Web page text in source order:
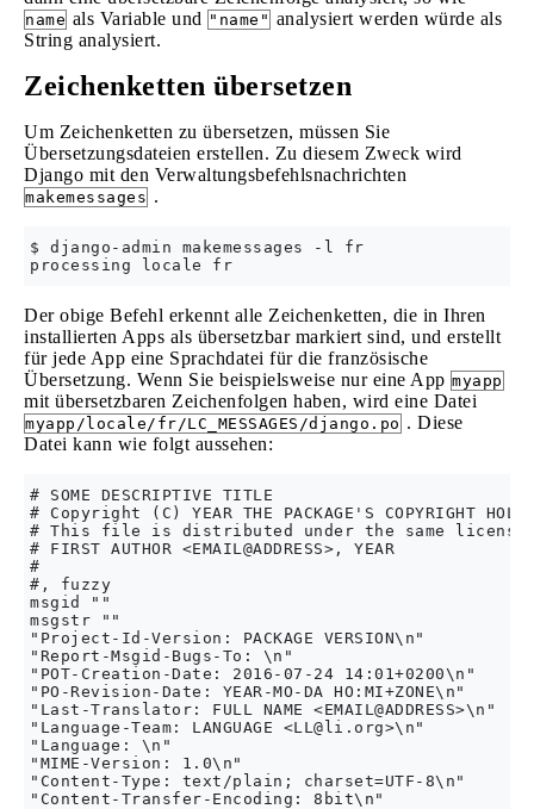
name als Variable und "name" analysiert werden würde als
String analysiert.
Zeichenketten übersetzen
Um Zeichenketten zu übersetzen, müssen Sie
Übersetzungsdateien erstellen. Zu diesem Zweck wird
Django mit den Verwaltungsbefehlsnachrichten
makemessages .
$ django-admin makemessages -l fr
Der obige Befehl erkennt alle Zeichenketten, die in Ihren
installierten Apps als übersetzbar markiert sind, und erstellt
für jede App eine Sprachdatei für die französische
Übersetzung. Wenn Sie beispielsweise nur eine App myapp
mit übersetzbaren Zeichenfolgen haben, wird eine Datei
myapp/locale/fr/LC_MESSAGES/django.po . Diese
Datei kann wie folgt aussehen:
# SOME DESCRIPTIVE TITLE
# Copyright (C) YEAR THE PACKAGE'S COPYRIGHT
# This file is distributed under the same license as
# FIRST AUTHOR <EMAIL@ADDRESS>, YEAR
#
#, fuzzy
msgid ""
msgstr ""
"Project-Id-Version: PACKAGE VERSION\n"
"Report-Msgid-Bugs-To: \n"
"POT-Creation-Date: 2016-07-24 14:01+0200\n"
"PO-Revision-Date: YEAR-MO-DA HO:MI+ZONE\n"
"Last-Translator: FULL NAME <EMAIL@ADDRESS>\n"
"Language-Team: LANGUAGE <LL@li.org>\n"
"Language: \n"
"MIME-Version: 1.0\n"
"Content-Type: text/plain; charset=UTF-8\n"
"Content-Transfer-Encoding: 8bit\n"